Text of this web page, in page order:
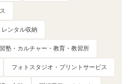
ンタル収納
塾・カルチャー・教育・教習所
フォトスタジオ・プリントサービス